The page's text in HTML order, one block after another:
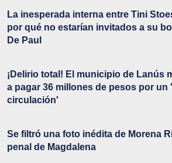
La inesperada interna entre Tini
por qué no estarían invitados a su
De Paul
¡Delirio total! El municipio de Lanús
a pagar 36 millones de pesos por un
circulación'
Se filtró una foto inédita de Morena
penal de Magdalena